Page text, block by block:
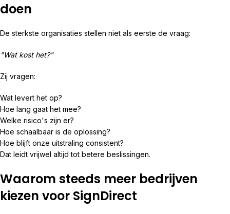
doen
De sterkste organisaties stellen niet als eerste de vraag:
"Wat kost het?"
Zij vragen:
Wat levert het op?
Hoe lang gaat het mee?
Welke risico's zijn er?
Hoe schaalbaar is de oplossing?
Hoe blijft onze uitstraling consistent?
Dat leidt vrijwel altijd tot betere beslissingen.
Waarom steeds meer bedrijven
kiezen voor SignDirect